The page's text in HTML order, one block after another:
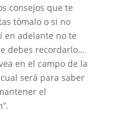
consejos que te
tómalo o si no
en adelante no te
debes recordarlo…
en el campo de la
será para saber
el